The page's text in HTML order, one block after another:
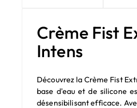
Crème Fist
Intens
Découvrez la Crème Fist
base d'eau et de silicone
désensibilisant efficace.